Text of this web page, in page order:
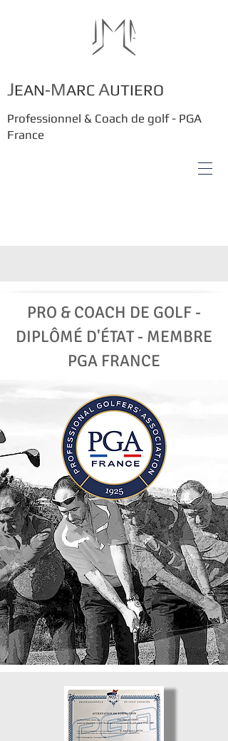
JEAN-MARCAUTIERO
Professionnel & Coach de golf - PGA
France
PRO & COACH DE GOLF -
DIPLÔMÉ D'ÉTAT - MEMBRE
PGA FRANCE